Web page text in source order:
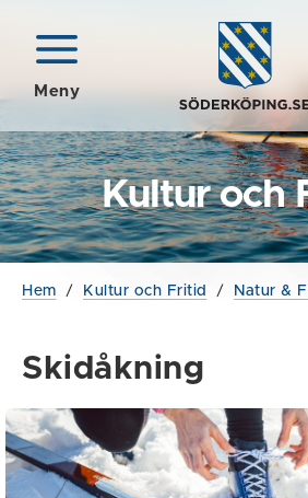
Meny
Kultur och
Hem / Kultur och Fritid / Natur &
Skidåkning